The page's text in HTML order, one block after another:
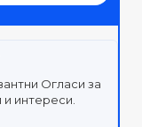
Огласи за
интереси.